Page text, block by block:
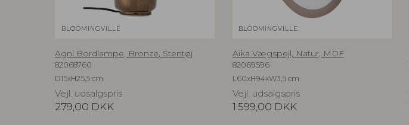
BLOOMINGVILLE
Agni Bordlampe, Bronze, Stentøj
82068760
D15xH25,5 cm
Vejl. udsalgspris
279,00 DKK
BLOOMINGVILLE
Aika Vægspejl, Natur, MDF
82069596
L60xH94xW3,5 cm
Vejl. udsalgspris
1.599,00 DKK